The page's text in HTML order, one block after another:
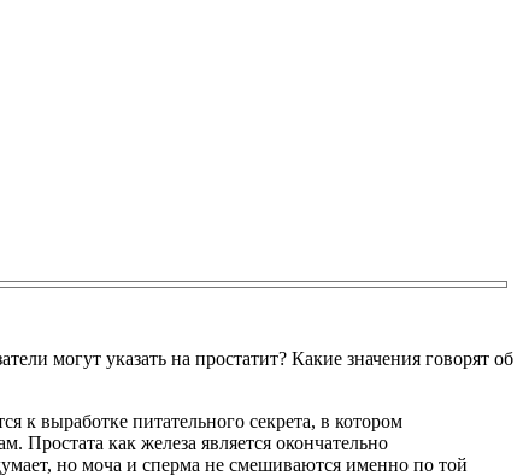
могут указать на простатит? Какие значения говорят об
к выработке питательного секрета, в котором
Простата как железа является окончательно
но моча и сперма не смешиваются именно по той